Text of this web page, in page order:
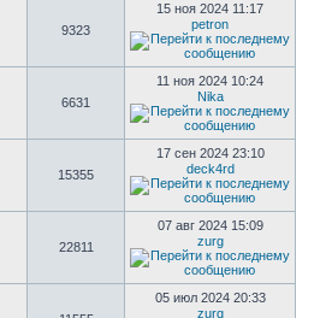
9323
15 ноя 2024 11:17
petron
6631
11 ноя 2024 10:24
Nika
15355
17 сен 2024 23:10
deck4rd
22811
07 авг 2024 15:09
zurg
05 июл 2024 20:33
zurg